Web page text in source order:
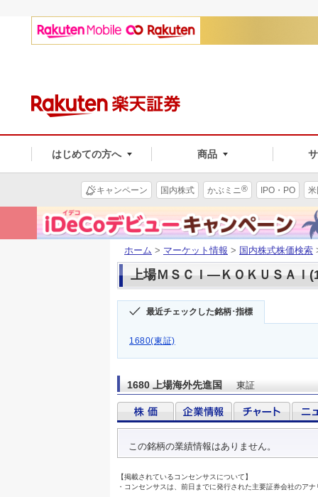
はじめての方へ 商品
キャンペーン 国内株式 かぶミニ® IPO・PO
ホーム > マーケット情報 > 国内株式株価検索
上場ＭＳＣＩ―ＫＯＫＵＳＡＩ
最近チェックした銘柄･指標
1680(東証)
1680 上場海外先進国 東証